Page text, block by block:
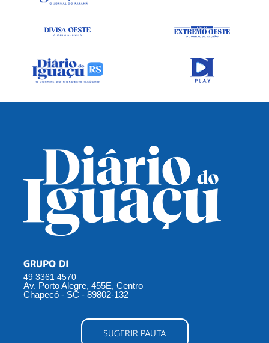
GRUPO DI
49 3361 4570
Av. Porto Alegre, 455E, Centro
Chapecó - SC - 89802-132
SUGERIR PAUTA